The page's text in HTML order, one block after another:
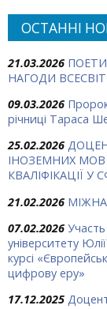
ОСТАННІ
21.03.2026
НАГОДИ
09.03.2026
річниці Тараса
25.02.2026
ІНОЗЕМНИХ
КВАЛІФІКАЦІЇ У
21.02.2026
07.02.2026
університету
курсі
цифрову еру»
17.12.2025